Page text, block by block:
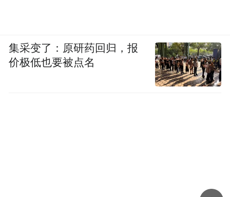
集采变了：原研药回归，报
价极低也要被点名